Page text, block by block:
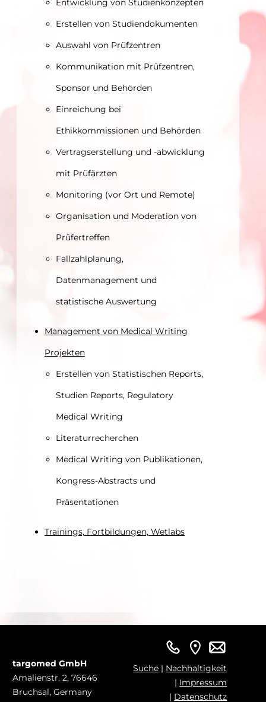
Entwicklung von Studienkonzepten
Erstellen von Studiendokumenten
Auswahl von Prüfzentren
Kommunikation mit Prüfzentren,
Sponsor und Behörden
Einreichung bei
Ethikkommissionen und Behörden
Vertragserstellung und -abwicklung
mit Prüfärzten
Monitoring (vor Ort und Remote)
Organisation und Moderation von
Prüfertreffen
Fallzahlplanung,
Datenmanagement und
statistische Auswertung
Management von Medical Writing
Projekten
Erstellen von Statistischen Reports,
Studien Reports, Regulatory
Medical Writing
Literaturrecherchen
Medical Writing von Publikationen,
Kongress-Abstracts und
Präsentationen
Trainings, Fortbildungen, Wetlabs
targomed GmbH
Amalienstr. 2, 76646
Bruchsal, Germany
Suche | Nachhaltigkeit
| Impressum
| Datenschutz